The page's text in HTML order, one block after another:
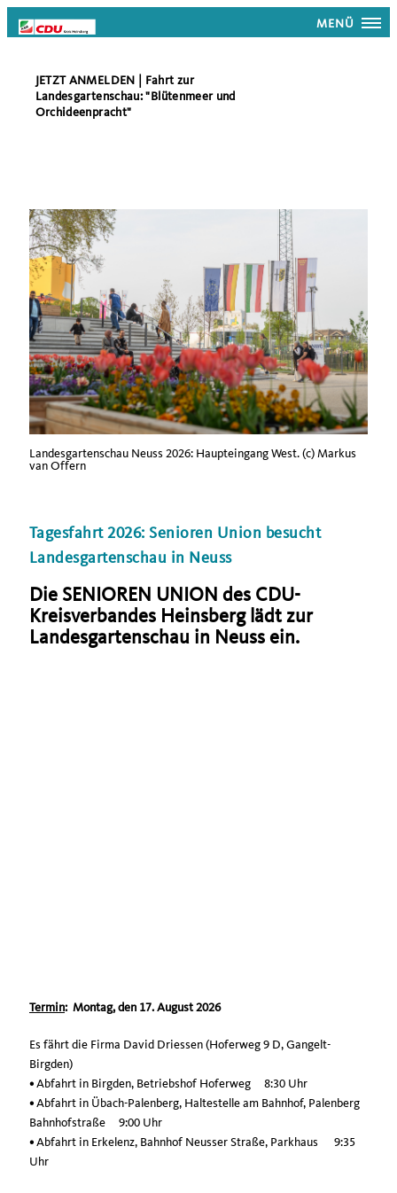
MENÜ
JETZT ANMELDEN | Fahrt zur
Landesgartenschau: "Blütenmeer und
Orchideenpracht"
Landesgartenschau Neuss 2026: Haupteingang West. (c) Markus
van Offern
Tagesfahrt 2026: Senioren Union besucht
Landesgartenschau in Neuss
Die SENIOREN UNION des CDU-
Kreisverbandes Heinsberg lädt zur
Landesgartenschau in Neuss ein.
Termin: Montag, den 17. August 2026
Es fährt die Firma David Driessen (Hoferweg 9 D, Gangelt-
Birgden)
•Abfahrt in Birgden, Betriebshof Hoferweg 8:30 Uhr
•Abfahrt in Übach-Palenberg, Haltestelle am Bahnhof, Palenberg
Bahnhofstraße 9:00 Uhr
•Abfahrt in Erkelenz, Bahnhof Neusser Straße, Parkhaus 9:35
Uhr